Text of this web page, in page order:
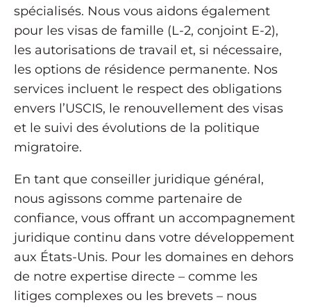
spécialisés. Nous vous aidons également
pour les visas de famille (L-2, conjoint E-2),
les autorisations de travail et, si nécessaire,
les options de résidence permanente. Nos
services incluent le respect des obligations
envers l’USCIS, le renouvellement des visas
et le suivi des évolutions de la politique
migratoire.
En tant que conseiller juridique général,
nous agissons comme partenaire de
confiance, vous offrant un accompagnement
juridique continu dans votre développement
aux États-Unis. Pour les domaines en dehors
de notre expertise directe – comme les
litiges complexes ou les brevets – nous